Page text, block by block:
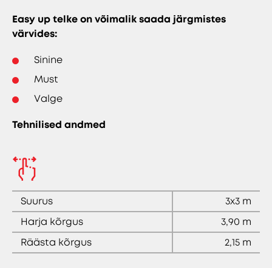
Easy up telke on võimalik saada järgmistes
värvides:
Sinine
Must
Valge
Tehnilised andmed
Suurus
3x3 m
Harja kõrgus
3,90 m
Räästa kõrgus
2,15 m